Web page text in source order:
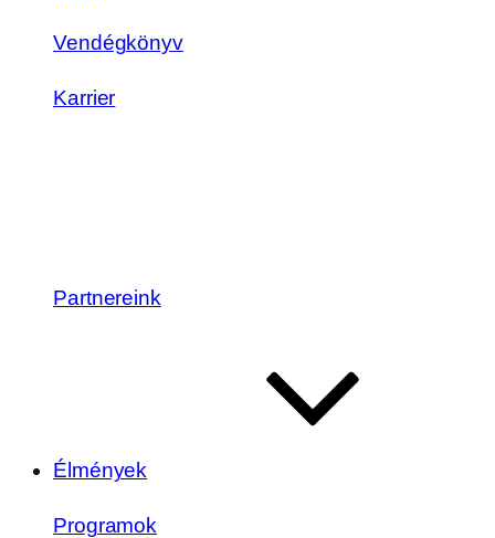
Vendégkönyv
Karrier
Partnereink
Élmények
Programok